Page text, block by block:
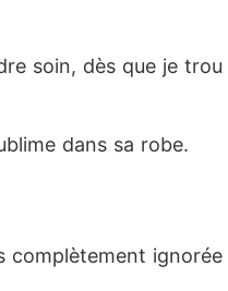
soin, dès que je trou
dans sa robe.
complètement ignorée